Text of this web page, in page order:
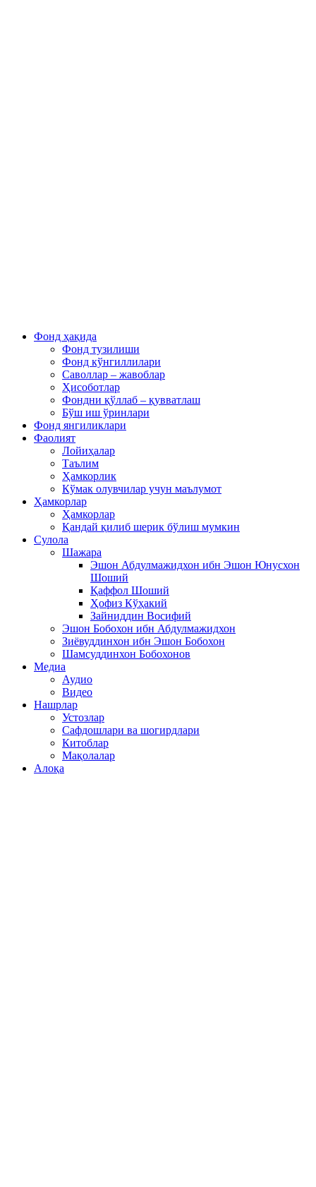
Фонд ҳақида
Фонд тузилиши
Фонд кўнгиллилари
Саволлар – жавоблар
Ҳисоботлар
Фондни қўллаб – қувватлаш
Бўш иш ўринлари
Фонд янгиликлари
Фаолият
Лойиҳалар
Таълим
Ҳамкорлик
Кўмак олувчилар учун маълумот
Ҳамкорлар
Ҳамкорлар
Қандай қилиб шерик бўлиш мумкин
Сулола
Шажара
Эшон Абдулмажидхон ибн Эшон Юнусхон
Шоший
Қаффол Шоший
Ҳофиз Кўҳакий
Зайниддин Восифий
Эшон Бобохон ибн Абдулмажидхон
Зиёвуддинхон ибн Эшон Бобохон
Шамсуддинхон Бобохонов
Медиа
Аудио
Видео
Нашрлар
Устозлар
Сафдошлари ва шогирдлари
Китоблар
Мақолалар
Алоқа